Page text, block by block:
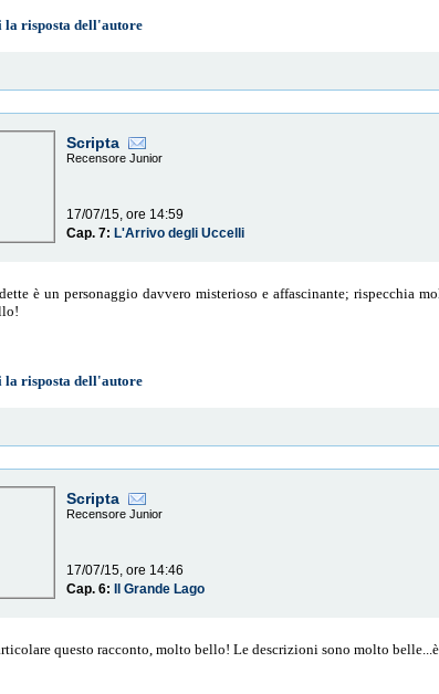
la risposta dell'autore
Scripta
Recensore Junior
17/07/15, ore 14:59
Cap. 7: L'Arrivo degli Uccelli
è un personaggio davvero misterioso e affascinante; rispecchia
la risposta dell'autore
Scripta
Recensore Junior
17/07/15, ore 14:46
Cap. 6:
Il Grande Lago
questo racconto, molto bello! Le descrizioni sono molto